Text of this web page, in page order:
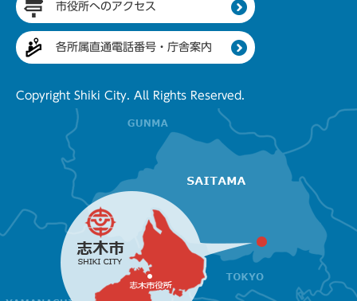
市役所へのアクセス
各所属直通電話番号・庁舎案内
Copyright Shiki City. All Rights Reserved.